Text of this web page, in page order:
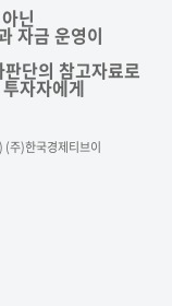
닌
자금 운영이
단의 참고자료로
자자에게
(주)한국경제티브이